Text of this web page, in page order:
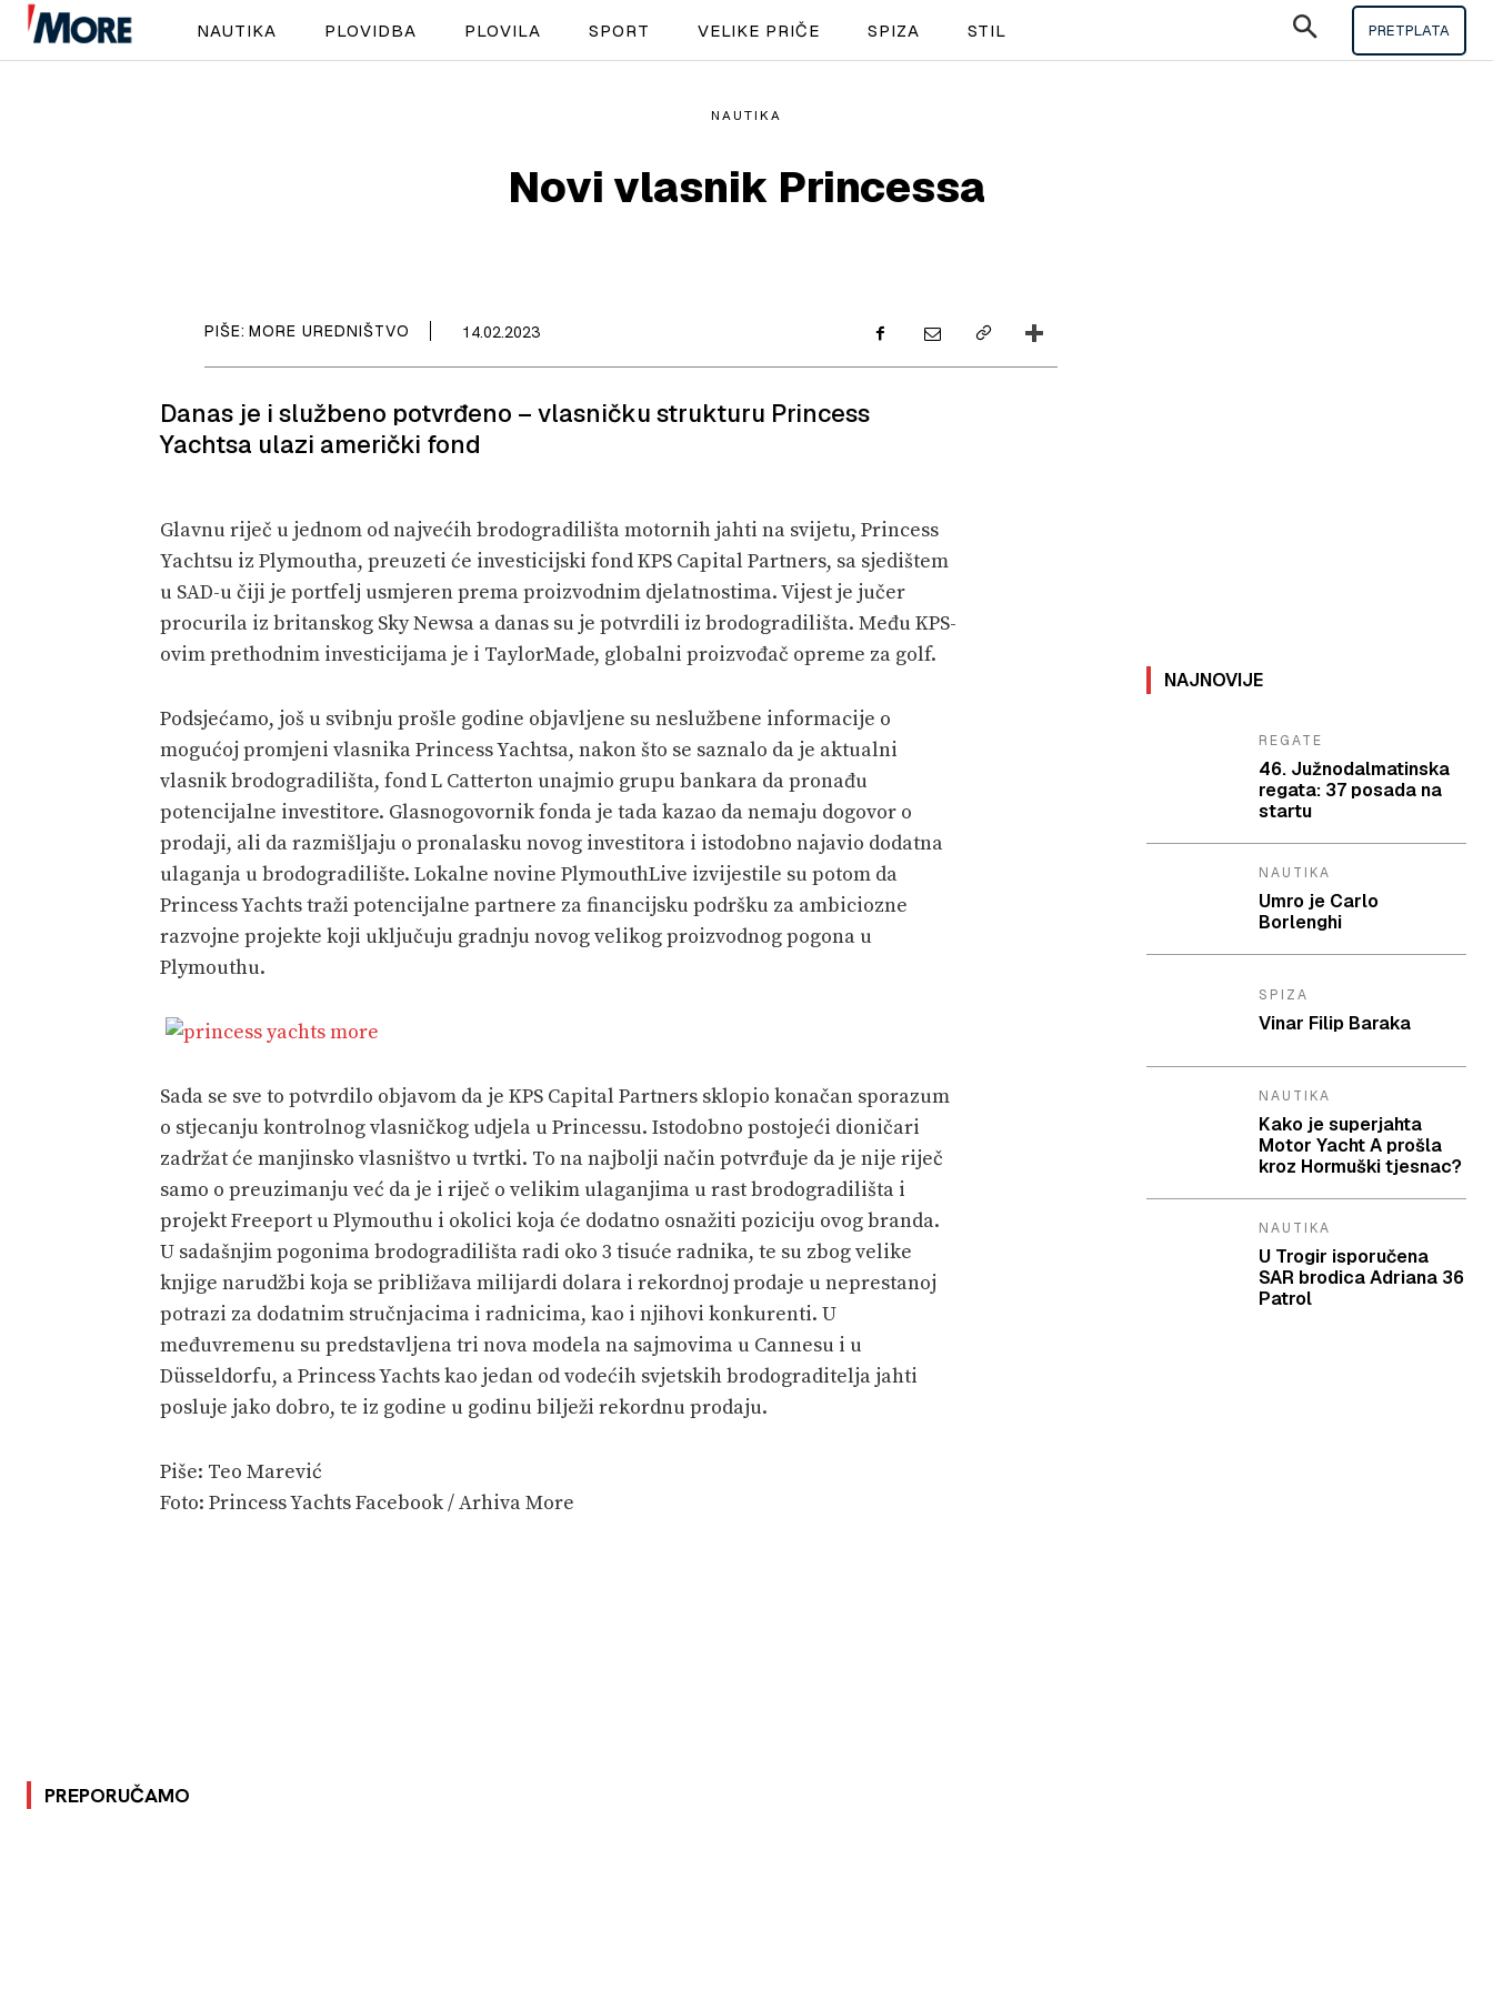
SPORT
NAUTIKA PLOVIDBA PLOVILA SPORT VELIKE PRIČE SPIZA STIL PRETPLATA
NAUTIKA
Novi vlasnik Princessa
PIŠE: MORE UREDNIŠTVO 14.02.2023
Danas je i službeno potvrđeno – vlasničku strukturu Princess
Yachtsa ulazi američki fond
Glavnu riječ u jednom od najvećih brodogradilišta motornih jahti na svijetu, Princess
Yachtsu iz Plymoutha, preuzeti će investicijski fond KPS Capital Partners, sa sjedištem
u SAD-u čiji je portfelj usmjeren prema proizvodnim djelatnostima. Vijest je jučer
procurila iz britanskog Sky Newsa a danas su je potvrdili iz brodogradilišta. Među KPS-
ovim prethodnim investicijama je i TaylorMade, globalni proizvođač opreme za golf.
Podsjećamo, još u svibnju prošle godine objavljene su neslužbene informacije o
mogućoj promjeni vlasnika Princess Yachtsa, nakon što se saznalo da je aktualni
vlasnik brodogradilišta, fond L Catterton unajmio grupu bankara da pronađu
potencijalne investitore. Glasnogovornik fonda je tada kazao da nemaju dogovor o
prodaji, ali da razmišljaju o pronalasku novog investitora i istodobno najavio dodatna
ulaganja u brodogradilište. Lokalne novine PlymouthLive izvijestile su potom da
Princess Yachts traži potencijalne partnere za financijsku podršku za ambiciozne
razvojne projekte koji uključuju gradnju novog velikog proizvodnog pogona u
Plymouthu.
Sada se sve to potvrdilo objavom da je KPS Capital Partners sklopio konačan sporazum
o stjecanju kontrolnog vlasničkog udjela u Princessu. Istodobno postojeći dioničari
zadržat će manjinsko vlasništvo u tvrtki. To na najbolji način potvrđuje da je nije riječ
samo o preuzimanju već da je i riječ o velikim ulaganjima u rast brodogradilišta i
projekt Freeport u Plymouthu i okolici koja će dodatno osnažiti poziciju ovog branda.
U sadašnjim pogonima brodogradilišta radi oko 3 tisuće radnika, te su zbog velike
knjige narudžbi koja se približava milijardi dolara i rekordnoj prodaje u neprestanoj
potrazi za dodatnim stručnjacima i radnicima, kao i njihovi konkurenti. U
međuvremenu su predstavljena tri nova modela na sajmovima u Cannesu i u
Düsseldorfu, a Princess Yachts kao jedan od vodećih svjetskih brodograditelja jahti
posluje jako dobro, te iz godine u godinu bilježi rekordnu prodaju.
Piše: Teo Marević
Foto: Princess Yachts Facebook / Arhiva More
PREPORUČAMO
NAJNOVIJE
REGATE
46. Južnodalmatinska
regata: 37 posada na
startu
NAUTIKA
Umro je Carlo
Borlenghi
SPIZA
Vinar Filip Baraka
NAUTIKA
Kako je superjahta
Motor Yacht A prošla
kroz Hormuški tjesnac?
NAUTIKA
U Trogir isporučena
SAR brodica Adriana 36
Patrol